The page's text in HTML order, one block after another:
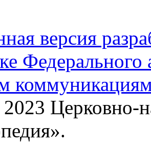
версия
Федерального
Церковно-